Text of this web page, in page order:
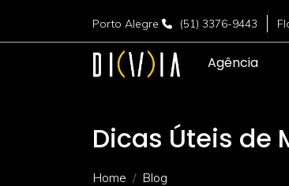
Porto Alegre (51) 3376-9443
Agência
Dicas Úteis de
Home Blog